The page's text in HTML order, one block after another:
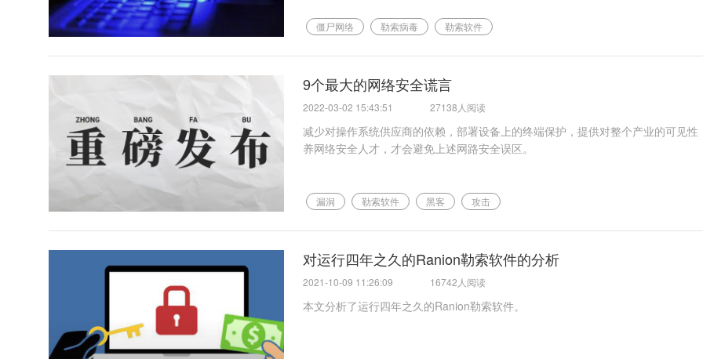
僵尸网络 勒索病毒 勒索软件
9个最大的网络安全谎言
2022-03-02 15:43:51 27138人阅读
减少对操作系统供应商的依赖，部署设备上的终端保护，提供对整个产业的可见性
养网络安全人才，才会避免上述网路安全误区。
漏洞 勒索软件 黑客 攻击
对运行四年之久的Ranion勒索软件的分析
2021-10-09 11:26:09 16742人阅读
​本文分析了运行四年之久的Ranion勒索软件。